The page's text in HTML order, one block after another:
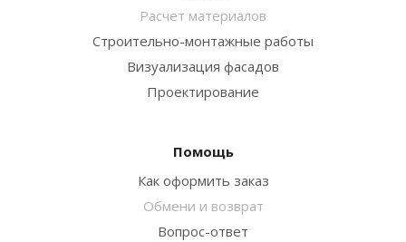
Расчет материалов
Строительно-монтажные работы
Визуализация фасадов
Проектирование
Помощь
Как оформить заказ
Обмени и возврат
Вопрос-ответ